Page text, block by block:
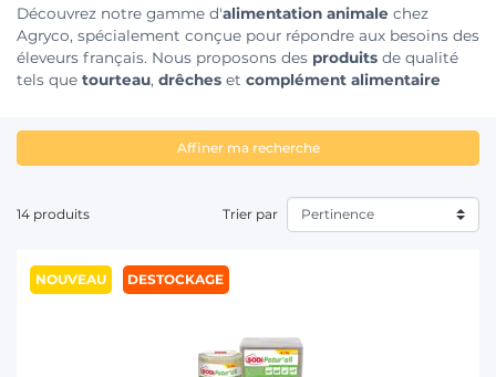
Découvrez notre gamme d'alimentation animale chez
Agryco, spécialement conçue pour répondre aux besoins des
éleveurs français. Nous proposons des produits de qualité
tels que tourteau, drêches et complément alimentaire
lithothamne, lepropylène glycol
de magnésiumpour favoriser la santé et la croissance de
seau à lécher
pour une utilisation pratique et efficace.
Faites confiance à notre expertise enalimentation animale
votreélevage
Affiner ma recherche
14 produits Trier par
NOUVEAU DESTOCKAGE